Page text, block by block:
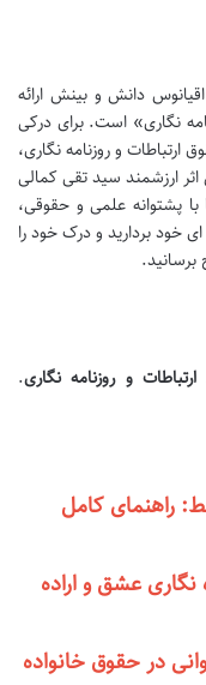
دانش و بینش ارائه
نگاری» است. برای درکی
و روزنامه نگاری،
ارزشمند سید تقی کمالی
پشتوانه علمی و حقوقی،
خود بردارید و درک خود را
و روزنامه نگاری.
راهنمای کامل
عشق و اراده
در حقوق خانواده